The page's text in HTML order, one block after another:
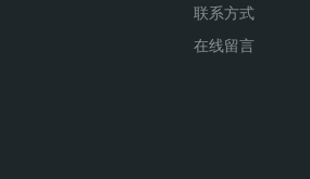
联系方式
在线留言